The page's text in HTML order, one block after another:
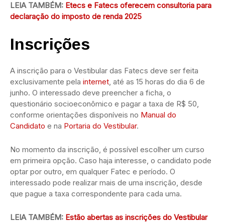
LEIA TAMBÉM: Etecs e Fatecs oferecem consultoria para
declaração do imposto de renda 2025
Inscrições
A inscrição para o Vestibular das Fatecs deve ser feita
exclusivamente pela internet, até as 15 horas do dia 6 de
junho. O interessado deve preencher a ficha, o
questionário socioeconômico e pagar a taxa de R$ 50,
conforme orientações disponíveis no Manual do
Candidato e na Portaria do Vestibular.
No momento da inscrição, é possível escolher um curso
em primeira opção. Caso haja interesse, o candidato pode
optar por outro, em qualquer Fatec e período. O
interessado pode realizar mais de uma inscrição, desde
que pague a taxa correspondente para cada uma.
LEIA TAMBÉM: Estão abertas as inscrições do Vestibular